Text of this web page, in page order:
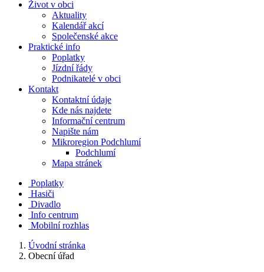
Život v obci
Aktuality
Kalendář akcí
Společenské akce
Praktické info
Poplatky
Jízdní řády
Podnikatelé v obci
Kontakt
Kontaktní údaje
Kde nás najdete
Informační centrum
Napište nám
Mikroregion Podchlumí
Podchlumí
Mapa stránek
Poplatky
Hasiči
Divadlo
Info centrum
Mobilní rozhlas
Úvodní stránka
Obecní úřad